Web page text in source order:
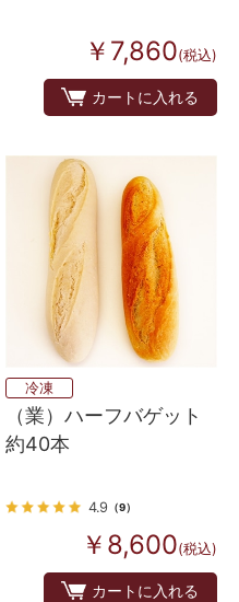
￥7,860(税込)
カートに入れる
冷凍
（業）ハーフバゲット
約40本
4.9 （9）
￥8,600(税込)
カートに入れる